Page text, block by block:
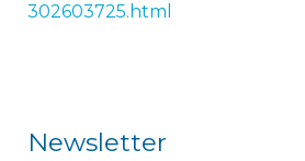
302603725.html
Newsletter